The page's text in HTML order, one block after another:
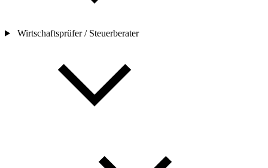
Wirtschaftsprüfer / Steuerberater